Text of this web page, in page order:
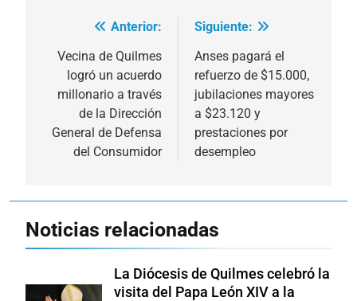
Navegación
de
entradas
Anterior:
Vecina de Quilmes
logró un acuerdo
millonario a través
de la Dirección
General de Defensa
del Consumidor
Siguiente:
Anses pagará el
refuerzo de $15.000,
jubilaciones mayores
a $23.120 y
prestaciones por
desempleo
Noticias relacionadas
La Diócesis de Quilmes celebró la
visita del Papa León XIV a la